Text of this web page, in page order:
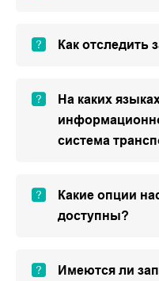
Как отследить
На каких
система
Какие опции
доступны?
Имеются ли